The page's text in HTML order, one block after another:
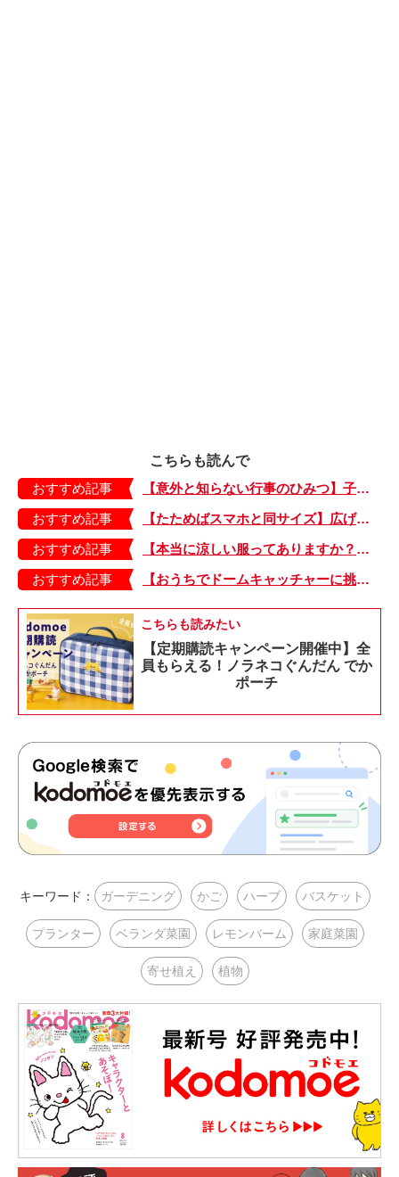
こちらも読んで
おすすめ記事
【意外と知らない行事のひみつ】子どもにはどう伝える？「お盆」って何だろう？
おすすめ記事
【たためばスマホと同サイズ】広げるとビビッドでジューシーな柄が目を引くコンパクトな「扇子」
おすすめ記事
【本当に涼しい服ってありますか？】夏素材の代表「リネン」で夏らしいおしゃれを♪「ワンピース」「パンツ」「スカート」「シャツ」の気になるアイテムはコレ！
おすすめ記事
【おうちでドームキャッチャーに挑戦だ】アンパンマン わくわくドームキャッチャー
こちらも読みたい
【定期購読キャンペーン開催中】全
員もらえる！ノラネコぐんだん でか
ポーチ
キーワード： ガーデニング かご ハーブ バスケット
プランター ベランダ菜園 レモンバーム 家庭菜園
寄せ植え 植物